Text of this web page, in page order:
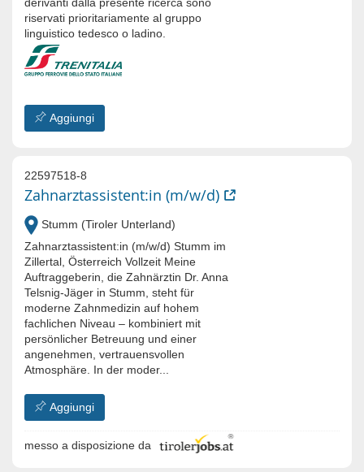
derivanti dalla presente ricerca sono
riservati prioritariamente al gruppo
linguistico tedesco o ladino.
Aggiungi
22597518-8
Zahnarztassistent:in (m/w/d)
Stumm (Tiroler Unterland)
Zahnarztassistent:in (m/w/d) Stumm im
Zillertal, Österreich Vollzeit Meine
Auftraggeberin, die Zahnärztin Dr. Anna
Telsnig-Jäger in Stumm, steht für
moderne Zahnmedizin auf hohem
fachlichen Niveau – kombiniert mit
persönlicher Betreuung und einer
angenehmen, vertrauensvollen
Atmosphäre. In der moder...
Aggiungi
messo a disposizione da